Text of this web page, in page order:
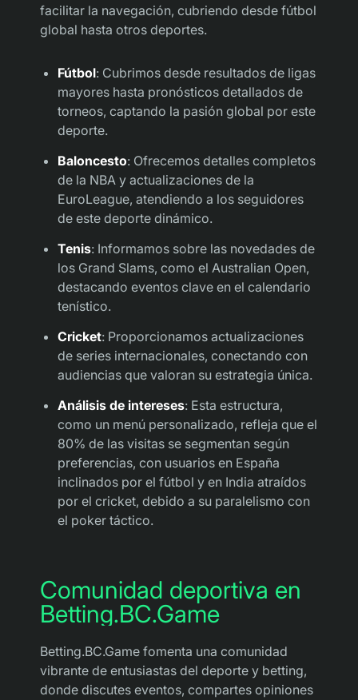
facilitar la navegación, cubriendo desde fútbol
global hasta otros deportes.
Fútbol: Cubrimos desde resultados de ligas
mayores hasta pronósticos detallados de
torneos, captando la pasión global por este
deporte.
Baloncesto: Ofrecemos detalles completos
de la NBA y actualizaciones de la
EuroLeague, atendiendo a los seguidores
de este deporte dinámico.
Tenis: Informamos sobre las novedades de
los Grand Slams, como el Australian Open,
destacando eventos clave en el calendario
tenístico.
Cricket: Proporcionamos actualizaciones
de series internacionales, conectando con
audiencias que valoran su estrategia única.
Análisis de intereses: Esta estructura,
como un menú personalizado, refleja que el
80% de las visitas se segmentan según
preferencias, con usuarios en España
inclinados por el fútbol y en India atraídos
por el cricket, debido a su paralelismo con
el poker táctico.
Comunidad deportiva en
Betting.BC.Game
Betting.BC.Game fomenta una comunidad
vibrante de entusiastas del deporte y betting,
donde discutes eventos, compartes opiniones